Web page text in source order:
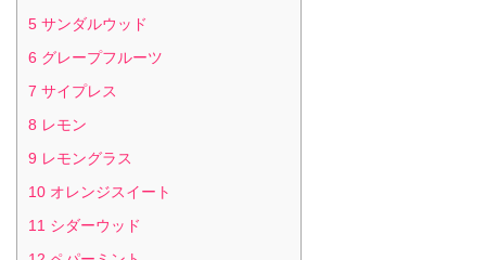
5 サンダルウッド
6 グレープフルーツ
7 サイプレス
8 レモン
9 レモングラス
10 オレンジスイート
11 シダーウッド